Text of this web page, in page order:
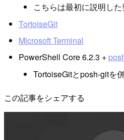
こちらは最初に説明し
TortoiseGit
Microsoft Terminal
PowerShell Core 6.2.3 +
TortoiseGitとposh-gitを
この記事をシェアする